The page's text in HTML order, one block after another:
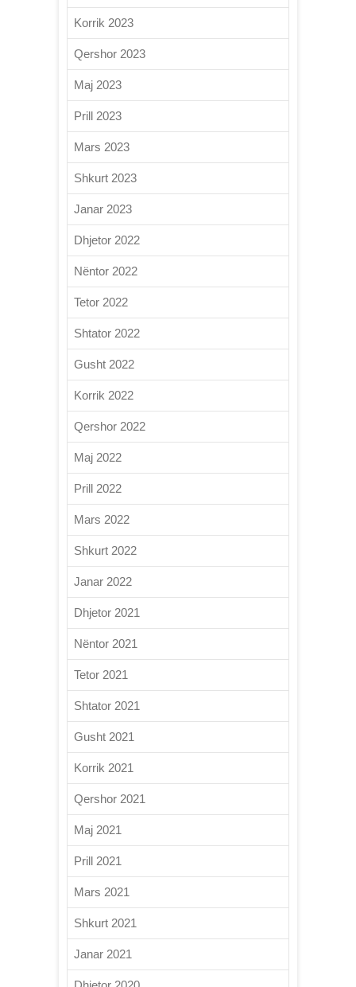
Korrik 2023
Qershor 2023
Maj 2023
Prill 2023
Mars 2023
Shkurt 2023
Janar 2023
Dhjetor 2022
Nëntor 2022
Tetor 2022
Shtator 2022
Gusht 2022
Korrik 2022
Qershor 2022
Maj 2022
Prill 2022
Mars 2022
Shkurt 2022
Janar 2022
Dhjetor 2021
Nëntor 2021
Tetor 2021
Shtator 2021
Gusht 2021
Korrik 2021
Qershor 2021
Maj 2021
Prill 2021
Mars 2021
Shkurt 2021
Janar 2021